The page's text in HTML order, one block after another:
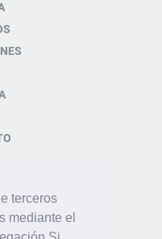
terceros
mediante el